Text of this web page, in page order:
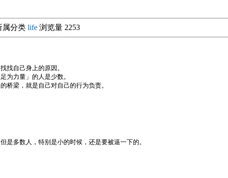
分类 life 浏览量 2253
找自己身上的原因。
为力量」的人是少数。
桥梁，就是自己对自己的行为负责。
是多数人，特别是小的时候，还是要被逼一下的。